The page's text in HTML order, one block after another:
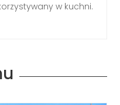
w kuchni.